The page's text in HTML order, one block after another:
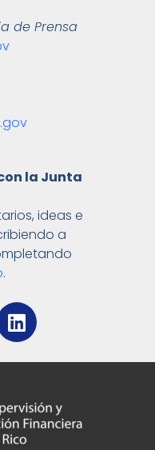
de Prensa
la Junta
ideas e
a
.